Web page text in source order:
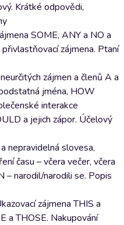
Krátké odpovědi,
SOME, ANY a NO a
zájmena. Ptaní
zájmen a členů A a
jména, HOW
interakce
a jejich zápor. Účelový
nepravidelná slovesa,
času – včera večer, včera
narodil/narodili se. Popis
zájmena THIS a
a THOSE. Nakupování